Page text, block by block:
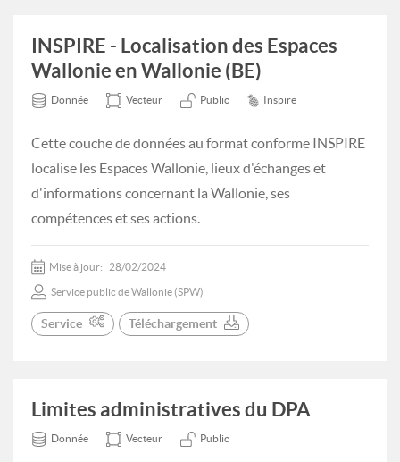
INSPIRE - Localisation des Espaces
Wallonie en Wallonie (BE)
Donnée Vecteur Public Inspire
Cette couche de données au format conforme INSPIRE
localise les Espaces Wallonie, lieux d'échanges et
d'informations concernant la Wallonie, ses
compétences et ses actions.
Mise à jour: 28/02/2024
Service public de Wallonie (SPW)
Service Téléchargement
Limites administratives du DPA
Donnée Vecteur Public